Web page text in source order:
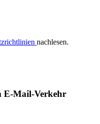
nachlesen.
E-Mail-Verkehr